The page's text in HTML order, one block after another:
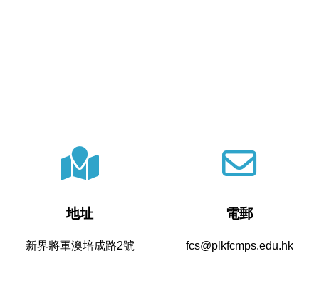
地址
新界將軍澳培成路2號
電郵
fcs@plkfcmps.edu.hk